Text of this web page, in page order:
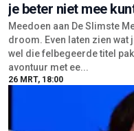
je beter niet mee
Meedoen aan De Slimste
droom. Even laten zien wat
wel die felbegeerde titel
avontuur met ee...
26 MRT, 18:00